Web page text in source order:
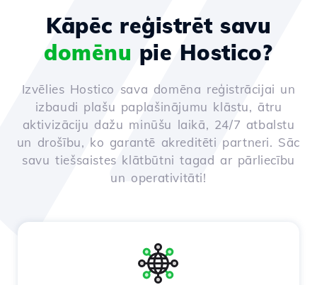
Kāpēc reģistrēt savu
domēnu pie Hostico?
Izvēlies Hostico sava domēna reģistrācijai un
izbaudi plašu paplašinājumu klāstu, ātru
aktivizāciju dažu minūšu laikā, 24/7 atbalstu
un drošību, ko garantē akreditēti partneri. Sāc
savu tiešsaistes klātbūtni tagad ar pārliecību
un operativitāti!